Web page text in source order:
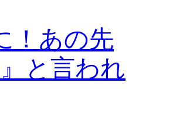
！あの先
と言われ